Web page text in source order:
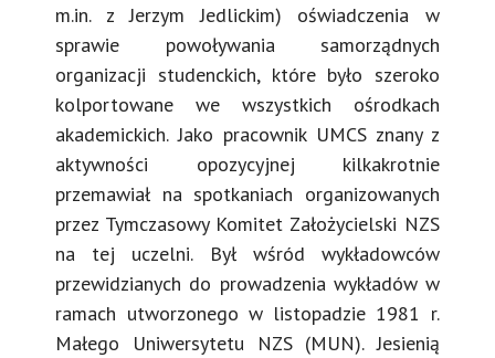
m.in. z Jerzym Jedlickim) oświadczenia w
sprawie powoływania samorządnych
organizacji studenckich, które było szeroko
kolportowane we wszystkich ośrodkach
akademickich. Jako pracownik UMCS znany z
aktywności opozycyjnej kilkakrotnie
przemawiał na spotkaniach organizowanych
przez Tymczasowy Komitet Założycielski NZS
na tej uczelni. Był wśród wykładowców
przewidzianych do prowadzenia wykładów w
ramach utworzonego w listopadzie 1981 r.
Małego Uniwersytetu NZS (MUN). Jesienią